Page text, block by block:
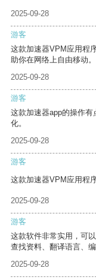
2025-09-28
游客
这款加速器VPM应用程
助你在网络上自由移动。
2025-09-28
游客
这款加速器app的操作
化。
2025-09-28
游客
这款加速器VPM应用程
2025-09-28
游客
这款软件非常实用，可
查找资料、翻译语言、编
2025-09-28